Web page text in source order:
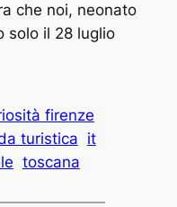
che noi, neonato
solo il 28 luglio
firenze
turistica
it
toscana